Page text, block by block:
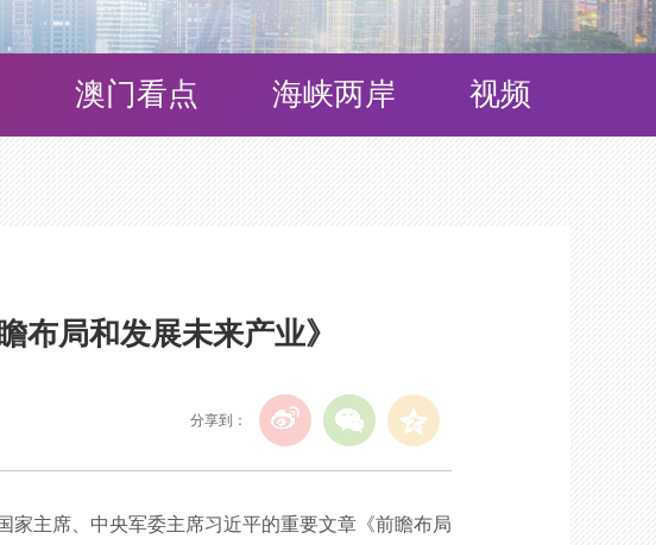
澳门看点 海峡两岸 视频
布局和发展未来产业》
分享到：
主席、中央军委主席习近平的重要文章《前瞻布局